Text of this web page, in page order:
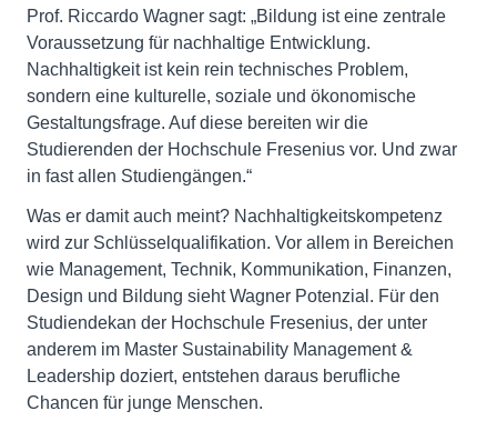
Prof. Riccardo Wagner sagt: „Bildung ist eine zentrale
Voraussetzung für nachhaltige Entwicklung.
Nachhaltigkeit ist kein rein technisches Problem,
sondern eine kulturelle, soziale und ökonomische
Gestaltungsfrage. Auf diese bereiten wir die
Studierenden der Hochschule Fresenius vor. Und zwar
in fast allen Studiengängen.“
Was er damit auch meint? Nachhaltigkeitskompetenz
wird zur Schlüsselqualifikation. Vor allem in Bereichen
wie Management, Technik, Kommunikation, Finanzen,
Design und Bildung sieht Wagner Potenzial. Für den
Studiendekan der Hochschule Fresenius, der unter
anderem im Master Sustainability Management &
Leadership doziert, entstehen daraus berufliche
Chancen für junge Menschen.